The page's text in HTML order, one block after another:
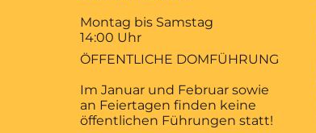
Montag bis Samstag
14:00 Uhr
ÖFFENTLICHE DOMFÜHRUNG
Im Januar und Februar sowie
an Feiertagen finden keine
öffentlichen Führungen statt!